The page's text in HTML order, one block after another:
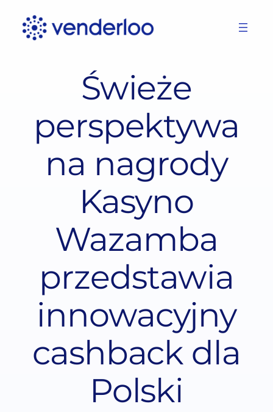
content
Świeże
perspektywa
na nagrody
Kasyno
Wazamba
przedstawia
innowacyjny
cashback dla
Polski